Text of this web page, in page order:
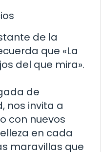
de la
que «La
del que mira».
de
nos invita a
con nuevos
en cada
maravillas que